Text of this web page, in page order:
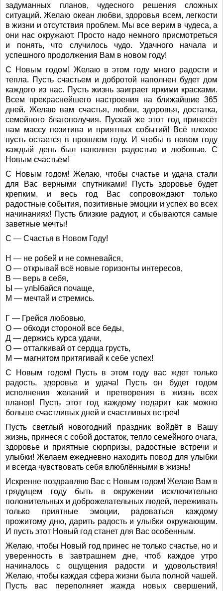
задуманных планов, чудесного решения сложных
ситуаций. Желаю океан любви, здоровья всем, легкости
в жизни и отсутствия проблем. Мы все верим в чудеса, а
они нас окружают. Просто надо немного присмотреться
и понять, что случилось чудо. Удачного начала и
успешного продолжения Вам в новом году!
С Новым годом! Желаю в этом году много радости и
тепла. Пусть счастьем и добротой наполнен будет дом
каждого из нас. Пусть жизнь заиграет яркими красками.
Всем прекраснейшего настроения на ближайшие 365
дней. Желаю вам счастья, любви, здоровья, достатка,
семейного благополучия. Пускай же этот год принесёт
нам массу позитива и приятных событий! Всё плохое
пусть остается в прошлом году. И чтобы в новом году
каждый день был наполнен радостью и любовью. С
Новым счастьем!
С Новым годом! Желаю, чтобы счастье и удача стали
для Вас верными спутниками! Пусть здоровье будет
крепким, и весь год Вас сопровождают только
радостные события, позитивные эмоции и успех во всех
начинаниях! Пусть близкие радуют, и сбываются самые
заветные мечты!
С — Счастья в Новом Году!
Н — не робей и не сомневайся,
О — открывай всё новые горизонты интересов,
В — верь в себя,
Ы — улЫбайся почаще,
М — мечтай и стремись.
Г — Грейся любовью,
О — обходи стороной все беды,
Д — держись курса удачи,
О — отталкивай от сердца грусть,
М — магнитом притягивай к себе успех!
С Новым годом! Пусть в этом году вас ждет только
радость, здоровье и удача! Пусть он будет годом
исполнения желаний и претворения в жизнь всех
планов! Пусть этот год каждому подарит как можно
больше счастливых дней и счастливых встреч!
Пусть светлый новогодний праздник войдёт в Вашу
жизнь, принеся с собой достаток, тепло семейного очага,
здоровье и приятные сюрпризы, радостные встречи и
улыбки! Желаем ежедневно находить повод для улыбки
и всегда чувствовать себя влюблёнными в жизнь!
Искренне поздравляю Вас с Новым годом! Желаю Вам в
грядущем году быть в окружении исключительно
положительных и доброжелательных людей, переживать
только приятные эмоции, радоваться каждому
прожитому дню, дарить радость и улыбки окружающим.
И пусть этот Новый год станет для Вас особенным.
Желаю, чтобы Новый год принес не только счастье, но и
уверенность в завтрашнем дне, чтоб каждое утро
начиналось с ощущения радости и удовольствия!
Желаю, чтобы каждая сфера жизни была полной чашей.
Пусть вас переполняет жажда новых свершений,